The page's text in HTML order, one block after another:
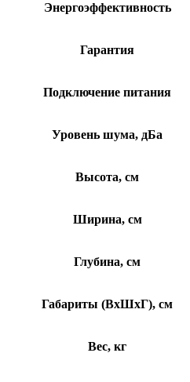
Энергоэффективность
Гарантия
Подключение питания
Уровень шума, дБа
Высота, см
Ширина, см
Глубина, см
Габариты (ВхШхГ), см
Вес, кг